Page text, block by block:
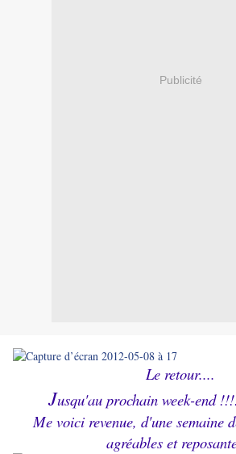
Publicité
Le retour....
Jusqu'au prochain week-end
Me voici revenue, d'une semaine
agréables et